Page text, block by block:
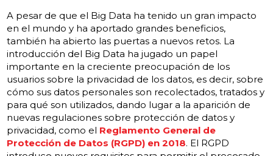
A pesar de que el Big Data ha tenido un gran impacto
en el mundo y ha aportado grandes beneficios,
también ha abierto las puertas a nuevos retos. La
introducción del Big Data ha jugado un papel
importante en la creciente preocupación de los
usuarios sobre la privacidad de los datos, es decir, sobre
cómo sus datos personales son recolectados, tratados y
para qué son utilizados, dando lugar a la aparición de
nuevas regulaciones sobre protección de datos y
privacidad, como el Reglamento General de
Protección de Datos (RGPD) en 2018. El RGPD